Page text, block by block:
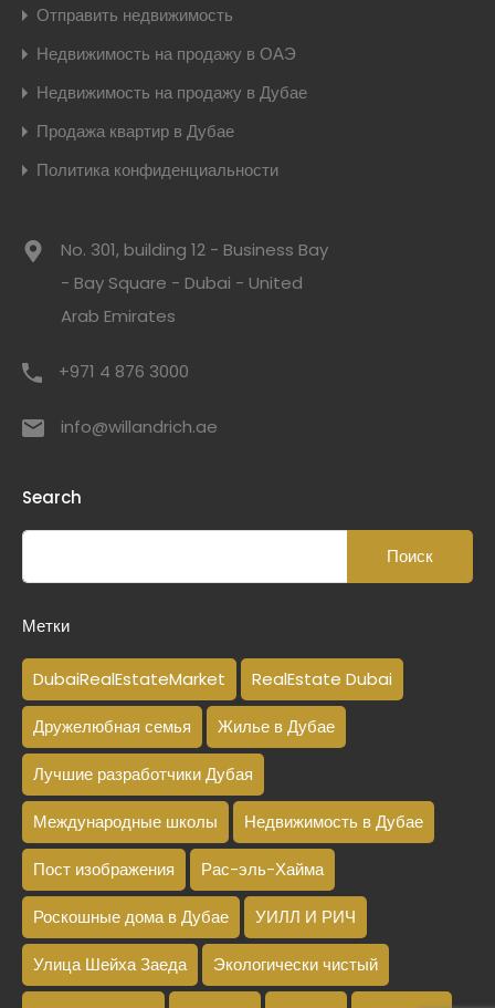
Отправить недвижимость
Недвижимость на продажу в ОАЭ
Недвижимость на продажу в Дубае
Продажа квартир в Дубае
Политика конфиденциальности
No. 301, building 12 - Business Bay
- Bay Square - Dubai - United
Arab Emirates
+971 4 876 3000
info@willandrich.ae
Search
Метки
DubaiRealEstateMarket RealEstate Dubai
Дружелюбная семья Жилье в Дубае
Лучшие разработчики Дубая
Международные школы Недвижимость в Дубае
Пост изображения Рас-эль-Хайма
Роскошные дома в Дубае УИЛЛ И РИЧ
Улица Шейха Заеда Экологически чистый